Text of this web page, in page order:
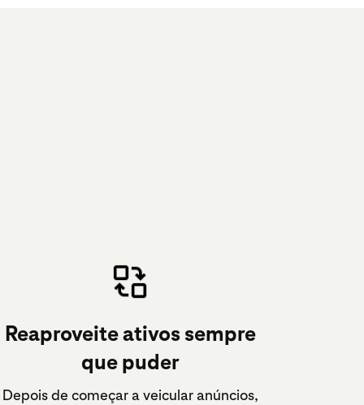
Reaproveite ativos sempre
que puder
Depois de começar a veicular anúncios,